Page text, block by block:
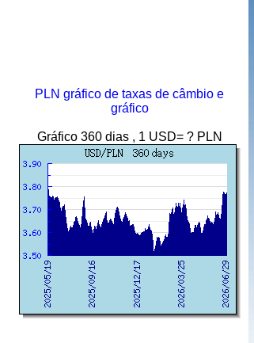
PLN gráfico de taxas de câmbio e
gráfico
Gráfico 360 dias , 1 USD= ? PLN